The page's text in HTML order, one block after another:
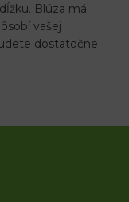
Blúza má
vašej
dostatočne